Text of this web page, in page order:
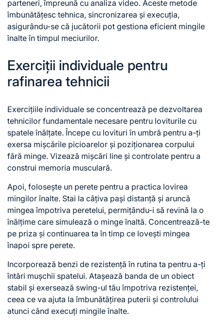
parteneri, împreună cu analiza video. Aceste metode
îmbunătățesc tehnica, sincronizarea și execuția,
asigurându-se că jucătorii pot gestiona eficient mingile
înalte în timpul meciurilor.
Exerciții individuale pentru
rafinarea tehnicii
Exercițiile individuale se concentrează pe dezvoltarea
tehnicilor fundamentale necesare pentru loviturile cu
spatele înălțate. Începe cu lovituri în umbră pentru a-ți
exersa mișcările picioarelor și poziționarea corpului
fără minge. Vizează mișcări line și controlate pentru a
construi memoria musculară.
Apoi, folosește un perete pentru a practica lovirea
mingilor înalte. Stai la câțiva pași distanță și aruncă
mingea împotriva peretelui, permițându-i să revină la o
înălțime care simulează o minge înaltă. Concentrează-te
pe priza și continuarea ta în timp ce lovești mingea
înapoi spre perete.
Incorporează benzi de rezistență în rutina ta pentru a-ți
întări mușchii spatelui. Atașează banda de un obiect
stabil și exersează swing-ul tău împotriva rezistenței,
ceea ce va ajuta la îmbunătățirea puterii și controlului
atunci când execuți mingile înalte.